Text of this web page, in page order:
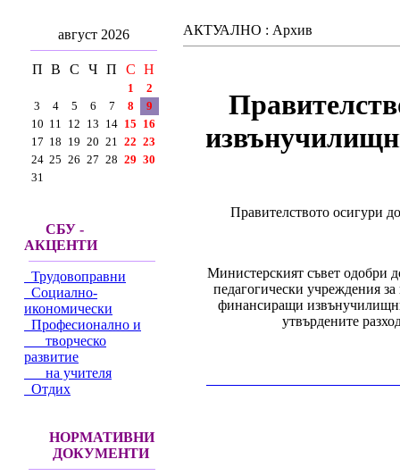
август 2026
П В С Ч П С Н
1
2
3
4 5 6 7 8
9
10 11 12 13 14 15 16
17 18 19 20 21 22 23
24 25 26 27 28 29 30
31
СБУ -
АКЦЕНТИ
Трудовоправни
Социално-
икономически
Професионално и
творческо
развитие
на учителя
Отдих
НОРМАТИВНИ
ДОКУМЕНТИ
АКТУАЛНО : Архив
Правителството осигури
Министерският съвет одобри
педагогически учреждения
финансиращи извънучилищни
утвърдените